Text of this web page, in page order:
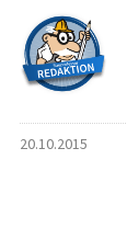
20.10.2015